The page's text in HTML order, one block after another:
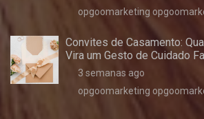
opgoomarketing
Convites de Casamento:
Vira um Gesto de Cuidado
3 semanas ago
opgoomarketing